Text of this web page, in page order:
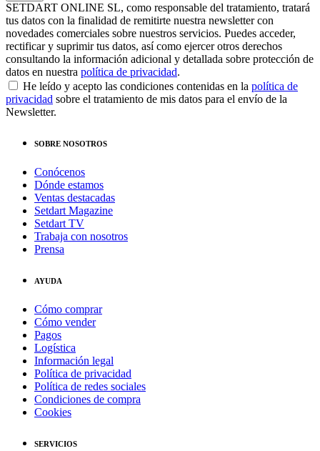
SETDART ONLINE SL, como responsable del tratamiento, tratará
tus datos con la finalidad de remitirte nuestra newsletter con
novedades comerciales sobre nuestros servicios. Puedes acceder,
rectificar y suprimir tus datos, así como ejercer otros derechos
consultando la información adicional y detallada sobre protección de
datos en nuestra política de privacidad.
He leído y acepto las condiciones contenidas en la política de
privacidad sobre el tratamiento de mis datos para el envío de la
Newsletter.
SOBRE NOSOTROS
Conócenos
Dónde estamos
Ventas destacadas
Setdart Magazine
Setdart TV
Trabaja con nosotros
Prensa
AYUDA
Cómo comprar
Cómo vender
Pagos
Logística
Información legal
Política de privacidad
Política de redes sociales
Condiciones de compra
Cookies
SERVICIOS